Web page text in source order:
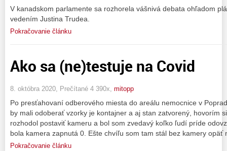
V kanadskom parlamente sa rozhorela vášnivá debata ohľadom
vedením Justina Trudea.
Pokračovanie článku
Ako sa (ne)testuje na Covid
8. októbra 2020, Prečítané 4 390x, mitopp
Po presťahovaní odberového miesta do areálu nemocnice v
by mali odoberať vzorky je kontajner a aj stan zatvorený, hovorím
rozhodol postaviť kameru a bol som zvedavý koľko ľudí príde
bola kamera zapnutá 0. Ešte chvíľu som tam stál bez kamery
Pokračovanie článku